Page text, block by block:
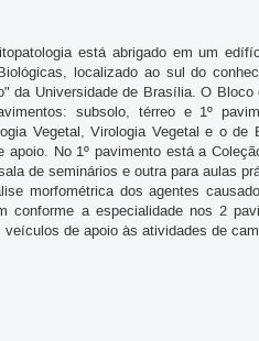
está abrigado em um
localizado ao sul do
da Universidade de Brasília. O
subsolo, térreo e 1º
Vegetal, Virologia Vegetal e o de
apoio. No 1º pavimento está a
de seminários e outra para aulas
morfométrica dos agentes
conforme a especialidade nos 2
veículos de apoio às atividades de